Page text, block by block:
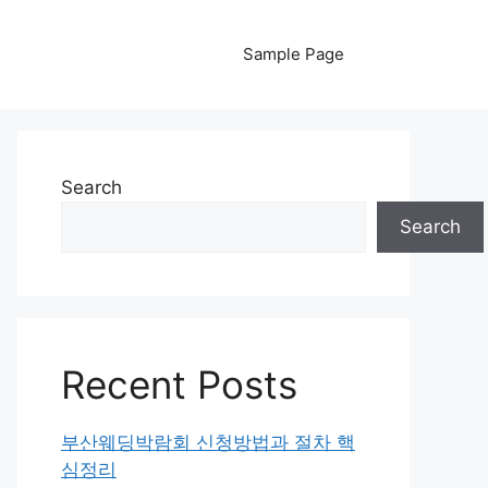
Sample Page
Search
Search
Recent Posts
부산웨딩박람회 신청방법과 절차 핵
심정리